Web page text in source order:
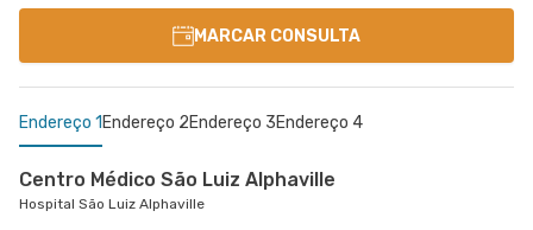
MARCAR CONSULTA
Endereço 1 Endereço 2Endereço 3Endereço 4
Centro Médico São Luiz Alphaville
Hospital São Luiz Alphaville